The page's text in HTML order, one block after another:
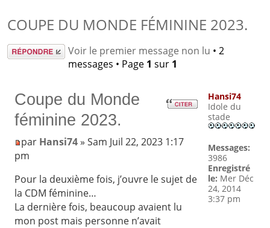
COUPE DU MONDE FÉMININE 2023.
Répondre Voir le premier message non lu • 2
messages • Page 1 sur 1
Coupe du Monde
féminine 2023.
par Hansi74» Sam Juil 22, 2023 1:17
pm
Pour la deuxième fois, j’ouvre le sujet de
la CDM féminine…
La dernière fois, beaucoup avaient lu
mon post mais personne n’avait
Hansi74
Idole du
stade
Messages:
3986
Enregistré
le: Mer Déc
24, 2014
3:37 pm